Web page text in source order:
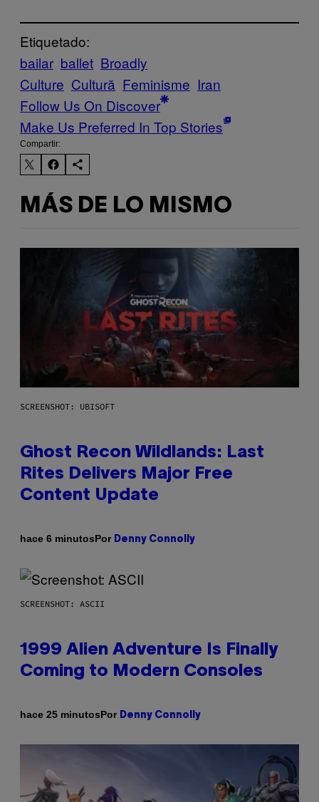
Etiquetado:
bailar ballet Broadly
Culture Cultură Feminisme Iran
Follow Us On Discover
Make Us Preferred In Top Stories
Compartir:
MÁS DE LO MISMO
SCREENSHOT: UBISOFT
Ghost Recon Wildlands: Last
Rites Delivers Major Free
Content Update
hace 6 minutosPor Denny Connolly
SCREENSHOT: ASCII
1999 Alien Adventure Is Finally
Coming to Modern Consoles
hace 25 minutosPor Denny Connolly